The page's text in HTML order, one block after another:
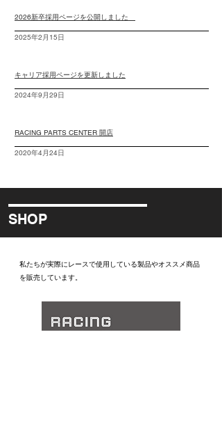
​2026新卒採用ページを公開しました
2025年2月15日
​キャリア採用ページを更新しました
2024年9月29日
RACING PARTS CENTER 開店
2020年4月24日
SHOP
私たちが実際にレースで使用している製品やオススメ商品
を販売しています。